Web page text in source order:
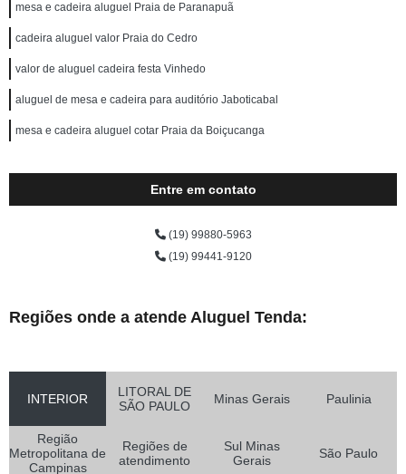
mesa e cadeira aluguel Praia de Paranapuã
cadeira aluguel valor Praia do Cedro
valor de aluguel cadeira festa Vinhedo
aluguel de mesa e cadeira para auditório Jaboticabal
mesa e cadeira aluguel cotar Praia da Boiçucanga
Entre em contato
(19) 99880-5963
(19) 99441-9120
Regiões onde a atende Aluguel Tenda:
INTERIOR
LITORAL DE
SÃO PAULO
Minas Gerais Paulinia
Região
Metropolitana de
Campinas
Regiões de
atendimento
Sul Minas
Gerais
São Paulo